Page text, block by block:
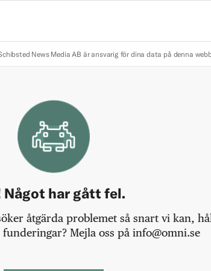
News Media AB är ansvarig för dina data på denna
Något har gått fel.
åtgärda problemet så snart vi kan,
Mejla oss på info@omni.se